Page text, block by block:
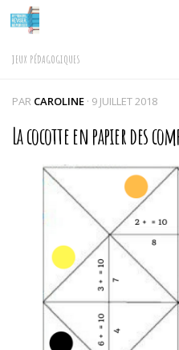
Skip to content
JEUX PÉDAGOGIQUES
PAR CAROLINE · 9 JUILLET 2018
La cocotte en papier des